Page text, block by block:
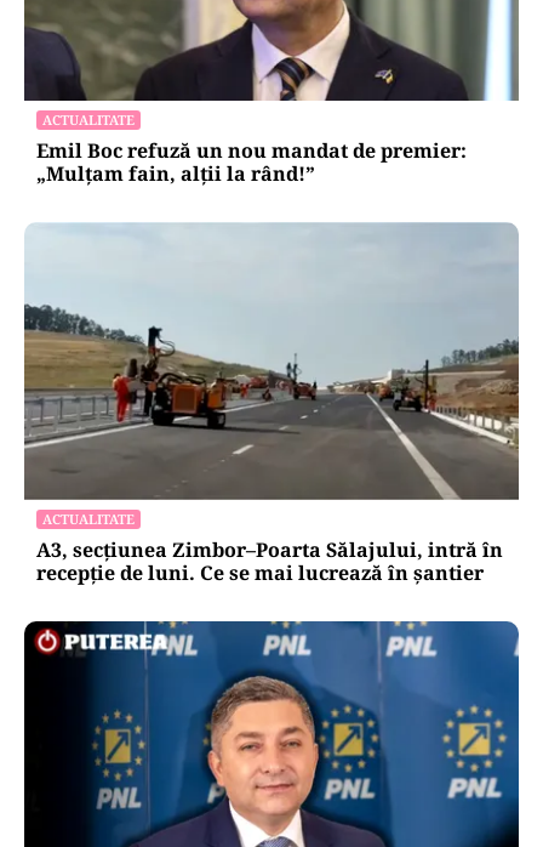
ACTUALITATE
Emil Boc refuză un nou mandat de premier:
„Mulțam fain, alții la rând!”
ACTUALITATE
A3, secțiunea Zimbor–Poarta Sălajului, intră în
recepție de luni. Ce se mai lucrează în șantier